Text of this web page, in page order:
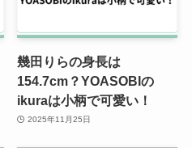
幾田りらの身長は
154.7cm？YOASOBIの
ikuraは小柄で可愛い！
2025年11月25日